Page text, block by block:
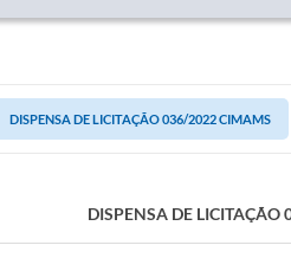
DISPENSA DE LICITAÇÃO 036/2022 CIMAMS
DISPENSA DE